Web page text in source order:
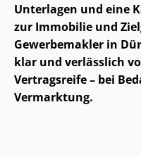
Unterlagen und eine
zur Immobilie und
Gewerbemakler in
klar und verlässlich
Vertragsreife – bei
Vermarktung.